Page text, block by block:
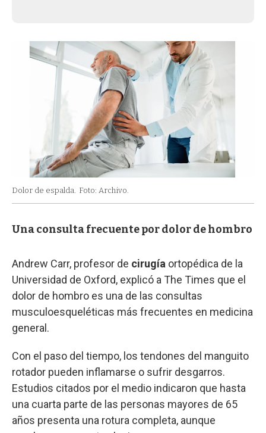
Dolor de espalda. Foto: Archivo.
Una consulta frecuente por dolor de hombro
Andrew Carr, profesor de cirugía ortopédica de la
Universidad de Oxford, explicó a The Times que el
dolor de hombro es una de las consultas
musculoesqueléticas más frecuentes en medicina
general.
Con el paso del tiempo, los tendones del manguito
rotador pueden inflamarse o sufrir desgarros.
Estudios citados por el medio indicaron que hasta
una cuarta parte de las personas mayores de 65
años presenta una rotura completa, aunque